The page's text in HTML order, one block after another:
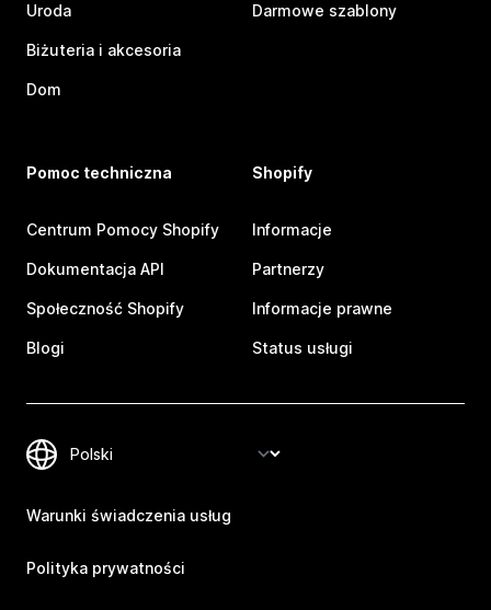
Uroda
Biżuteria i akcesoria
Dom
Darmowe szablony
Pomoc techniczna
Centrum Pomocy Shopify
Dokumentacja API
Społeczność Shopify
Blogi
Shopify
Informacje
Partnerzy
Informacje prawne
Status usługi
Warunki świadczenia usług
Polityka prywatności